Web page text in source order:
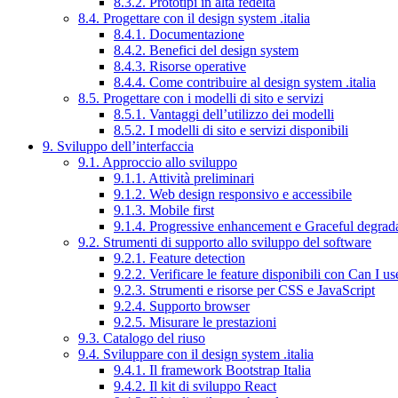
8.4. Progettare con il design system .italia
8.4.1. Documentazione
8.4.2. Benefici del design system
8.4.3. Risorse operative
8.4.4. Come contribuire al design system .italia
8.5. Progettare con i modelli di sito e servizi
8.5.1. Vantaggi dell’utilizzo dei modelli
8.5.2. I modelli di sito e servizi disponibili
9. Sviluppo dell’interfaccia
9.1. Approccio allo sviluppo
9.1.1. Attività preliminari
9.1.2. Web design responsivo e accessibile
9.1.3. Mobile first
9.1.4. Progressive enhancement e Graceful
9.2. Strumenti di supporto allo sviluppo del software
9.2.1. Feature detection
9.2.2. Verificare le feature disponibili con Can I
9.2.3. Strumenti e risorse per CSS e JavaScript
9.2.4. Supporto browser
9.2.5. Misurare le prestazioni
9.3. Catalogo del riuso
9.4. Sviluppare con il design system .italia
9.4.1. Il framework Bootstrap Italia
9.4.2. Il kit di sviluppo React